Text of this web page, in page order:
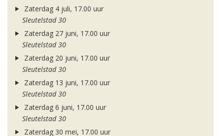
Zaterdag 4 juli, 17.00 uur
Sleutelstad 30
Zaterdag 27 juni, 17.00 uur
Sleutelstad 30
Zaterdag 20 juni, 17.00 uur
Sleutelstad 30
Zaterdag 13 juni, 17.00 uur
Sleutelstad 30
Zaterdag 6 juni, 17.00 uur
Sleutelstad 30
Zaterdag 30 mei, 17.00 uur